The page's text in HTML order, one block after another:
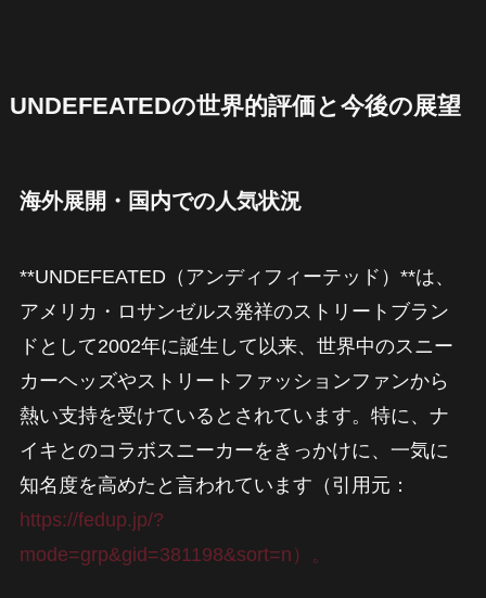
UNDEFEATEDの世界的評価と今後の展望
海外展開・国内での人気状況
**UNDEFEATED（アンディフィーテッド）**は、
アメリカ・ロサンゼルス発祥のストリートブラン
ドとして2002年に誕生して以来、世界中のスニー
カーヘッズやストリートファッションファンから
熱い支持を受けているとされています。特に、ナ
イキとのコラボスニーカーをきっかけに、一気に
知名度を高めたと言われています（引用元：
https://fedup.jp/?
mode=grp&gid=381198&sort=n）。